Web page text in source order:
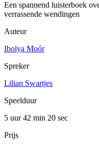
Een spannend luisterboek
verrassende wendingen
Auteur
Ibolya Moór
Spreker
Lilian Swartjes
Speelduur
5 uur 42 min 20 sec
Prijs